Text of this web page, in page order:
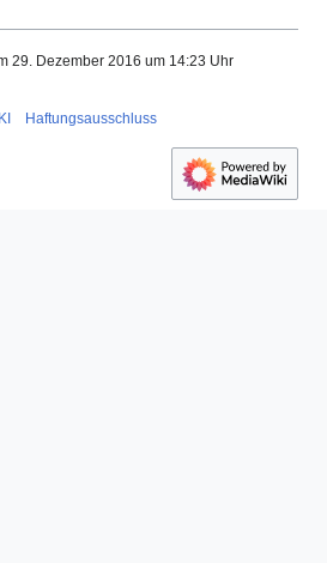
29. Dezember 2016 um 14:23 Uhr
Haftungsausschluss